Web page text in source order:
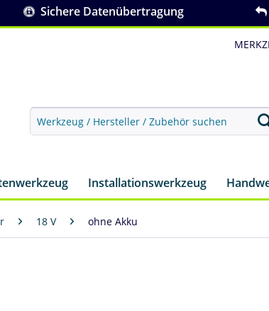
Sichere Datenübertragung
Installationswerkzeug
18 V ohne Akku